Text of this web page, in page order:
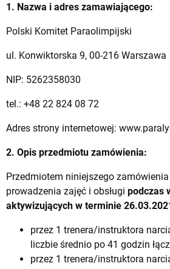
1. Nazwa i adres zamawiającego:
Polski Komitet Paraolimpijski
ul. Konwiktorska 9, 00-216 Warszawa
NIP: 5262358030
tel.: +48 22 824 08 72
Adres strony internetowej:
2. Opis przedmiotu zamówienia:
Przedmiotem niniejszego zamówienia
prowadzenia zajęć i obsługi podczas
aktywizujących w terminie
przez 1 trenera/instruktora
liczbie średnio po 41 godzin
przez 1 trenera/instruktora